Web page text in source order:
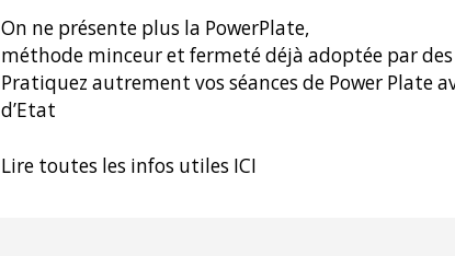
On ne présente plus la PowerPlate,
méthode minceur et fermeté déjà adoptée par
Pratiquez autrement vos séances de Power Plate
d’Etat
Lire toutes les infos utiles ICI